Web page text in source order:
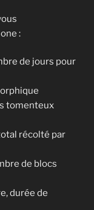
:
de jours pour
tomenteux
récolté par
de blocs
durée de